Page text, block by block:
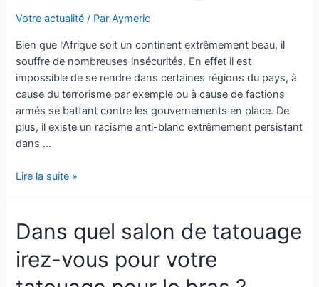
de
qualité
Votre actualité / ParAymeric
Bien que l’Afrique soit un continent extrêmement beau, il
souffre de nombreuses insécurités. En effet il est
impossible de se rendre dans certaines régions du pays, à
cause du terrorisme par exemple ou à cause de factions
armés se battant contre les gouvernements en place. De
plus, il existe un racisme anti-blanc extrêmement persistant
dans …
Voyages
doit-
on
craindre
Lire la suite »
Dans quel salon de tatouage
irez-vous pour votre